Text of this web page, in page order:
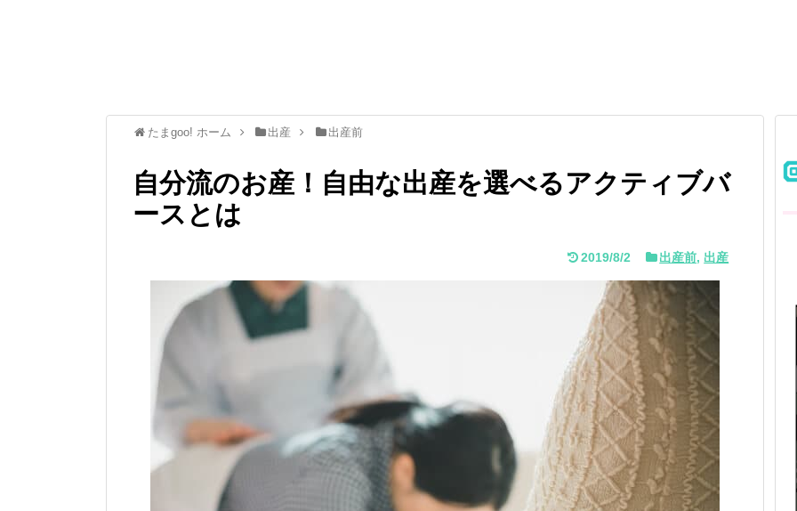
たまgoo! ホーム 出産 出産前
自分流のお産！自由な出産を選べるアクティブバ
ースとは
2019/8/2 出産前, 出産